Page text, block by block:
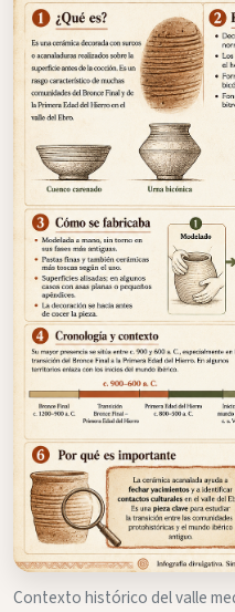
Contexto histórico del valle